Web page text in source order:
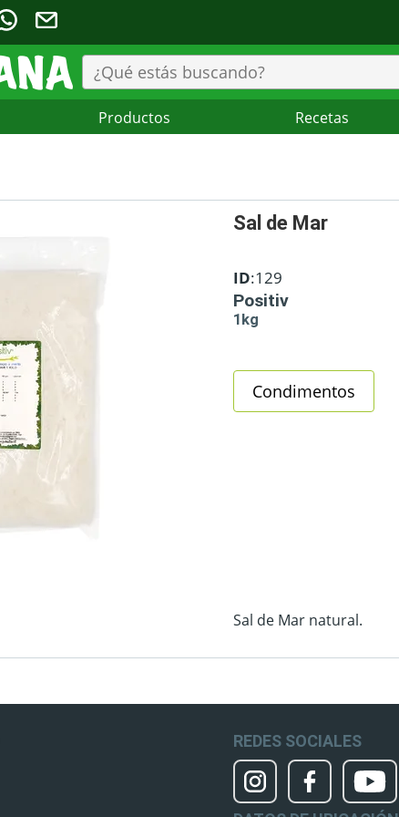
Productos Recetas
Sal de Mar
ID:129
Positiv
1kg
Condimentos
Sal de Mar natural.
REDES SOCIALES